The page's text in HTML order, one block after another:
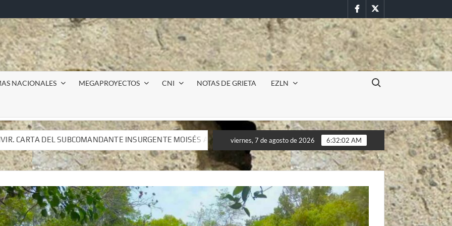
FacebookTwitter
NACIONALES MEGAPROYECTOS CNI NOTAS DE GRIETA EZLN
Buscar:
INSURGENTE MOISÉS A LUIS DE TAVIRA
Incursión militar en la UAEM (Morelos) durante paro estudiantil por
INSURGENTE MOISÉS A LUIS DE TAVIRA
Incursión militar en la UAEM (Morelos) durante paro estudiantil por
viernes, 7 de agosto de 2026 6:32:05 AM